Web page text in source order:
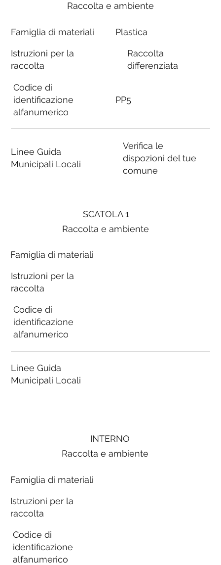
SCATOLA 1
Raccolta e ambiente
Famiglia di materiali
Istruzioni per la
raccolta
Codice di
identificazione
alfanumerico
Linee Guida
Municipali Locali
Raccolta e ambiente
Famiglia di materiali
Istruzioni per la
raccolta
Codice di
identificazione
alfanumerico
Linee Guida
Municipali Locali
Plastica
Raccolta
differenziata
PP5
Verifica le
dispozioni del tue
comune
INTERNO
Raccolta e ambiente
Famiglia di materiali
Istruzioni per la
raccolta
Codice di
identificazione
alfanumerico